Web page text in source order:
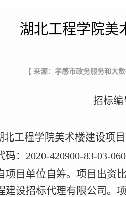
湖北工程学院美
【 来源：孝感市政务服务和大
招标编
北工程学院美术楼建设项
码： 2020-420900-83-03-
项目单位自筹。项目出资
建设招标代理有限公司。